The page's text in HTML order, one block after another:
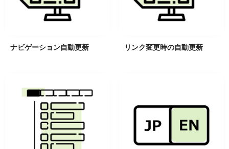
ナビゲーション自動更新 リンク変更時の自動更新